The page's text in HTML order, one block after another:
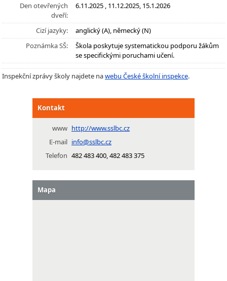
Den otevřených
dveří:
6.11.2025 , 11.12.2025, 15.1.2026
Cizí jazyky:
anglický (A), německý (N)
Poznámka SŠ:
Škola poskytuje systematickou podporu žákům
se specifickými poruchami učení.
Inspekční zprávy školy najdete nawebu České školní inspekce.
Kontakt
www http://www.sslbc.cz
E-mail info@sslbc.cz
Telefon 482 483 400, 482 483 375
Mapa